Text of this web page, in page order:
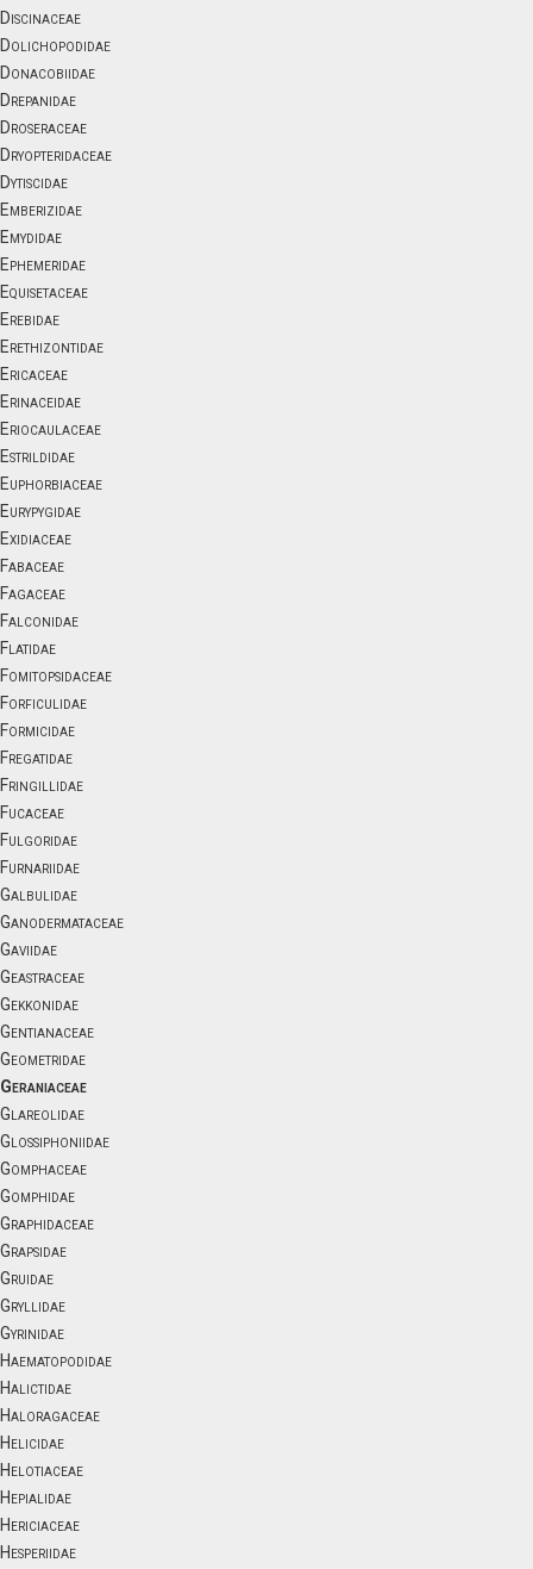
Discinaceae
Dolichopodidae
Donacobiidae
Drepanidae
Droseraceae
Dryopteridaceae
Dytiscidae
Emberizidae
Emydidae
Ephemeridae
Equisetaceae
Erebidae
Erethizontidae
Ericaceae
Erinaceidae
Eriocaulaceae
Estrildidae
Euphorbiaceae
Eurypygidae
Exidiaceae
Fabaceae
Fagaceae
Falconidae
Flatidae
Fomitopsidaceae
Forficulidae
Formicidae
Fregatidae
Fringillidae
Fucaceae
Fulgoridae
Furnariidae
Galbulidae
Ganodermataceae
Gaviidae
Geastraceae
Gekkonidae
Gentianaceae
Geometridae
Geraniaceae
Glareolidae
Glossiphoniidae
Gomphaceae
Gomphidae
Graphidaceae
Grapsidae
Gruidae
Gryllidae
Gyrinidae
Haematopodidae
Halictidae
Haloragaceae
Helicidae
Helotiaceae
Hepialidae
Hericiaceae
Hesperiidae